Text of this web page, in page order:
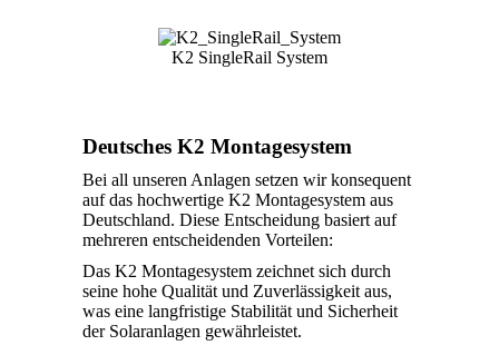
K2 SingleRail System
Deutsches K2 Montagesystem
Bei all unseren Anlagen setzen wir konsequent
auf das hochwertige K2 Montagesystem aus
Deutschland. Diese Entscheidung basiert auf
mehreren entscheidenden Vorteilen:
Das K2 Montagesystem zeichnet sich durch
seine hohe Qualität und Zuverlässigkeit aus,
was eine langfristige Stabilität und Sicherheit
der Solaranlagen gewährleistet.